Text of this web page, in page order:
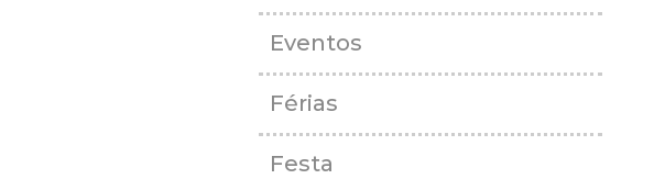
Eventos
Férias
Festa